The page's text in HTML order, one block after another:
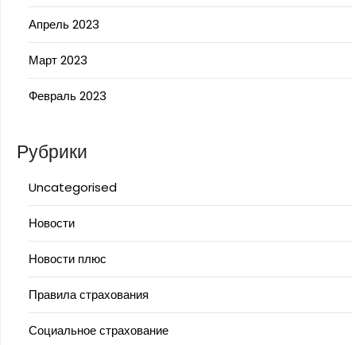
Апрель 2023
Март 2023
Февраль 2023
Рубрики
Uncategorised
Новости
Новости плюс
Правила страхования
Социальное страхование